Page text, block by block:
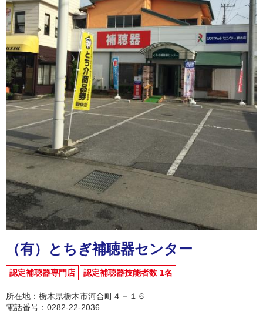
（有）とちぎ補聴器センター
認定補聴器専門店 認定補聴器技能者数 1名
所在地：栃木県栃木市河合町４－１６
電話番号：0282-22-2036